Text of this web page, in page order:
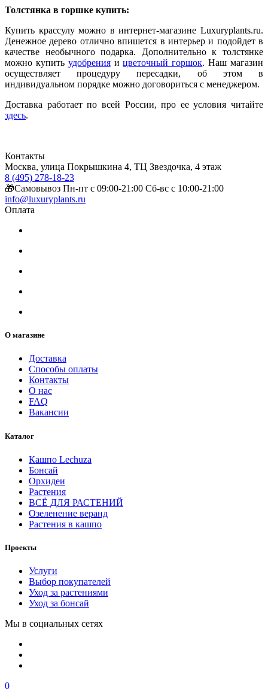
Толстянка в горшке купить:
Купить крассулу можно в интернет-магазине Luxuryplants.ru.
Денежное дерево отлично впишется в интерьер и подойдет в
качестве необычного подарка. Дополнительно к толстянке
можно купить удобренияицветочный горшок. Наш магазин
осуществляет процедуру пересадки, об этом в
индивидуальном порядке можно договориться с менеджером.
Доставка работает по всей России, про ее условия читайте
здесь.
Контакты
Москва, улица Покрышкина 4, ТЦ Звездочка, 4 этаж
8 (495) 278-18-23
🎁Самовывоз Пн-пт с 09:00-21:00 Сб-вс с 10:00-21:00
info@luxuryplants.ru
Оплата
О магазине
Доставка
Способы оплаты
Контакты
О нас
FAQ
Вакансии
Каталог
Кашпо Lechuza
Бонсай
Орхидеи
Растения
ВСЁ ДЛЯ РАСТЕНИЙ
Озеленение веранд
Растения в кашпо
Проекты
Услуги
Выбор покупателей
Уход за растениями
Уход за бонсай
Мы в социальных сетях
0